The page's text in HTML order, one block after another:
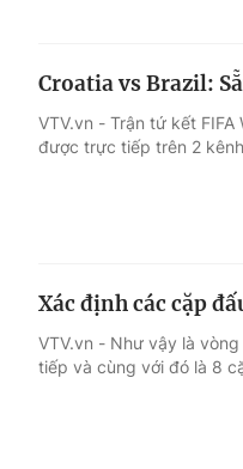
Âm nhạc
Sao
Croatia vs Brazil:
VTV.vn - Trận tứ kết
được trực tiếp trên 2
Xác định các cặp
VTV.vn - Như vậy là
tiếp và cùng với đó là 8